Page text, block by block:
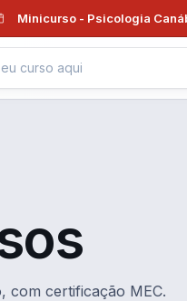
Minicurso - Psicologia
com certificação MEC.